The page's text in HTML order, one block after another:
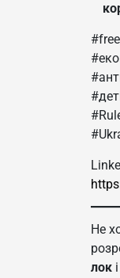
Не
лок